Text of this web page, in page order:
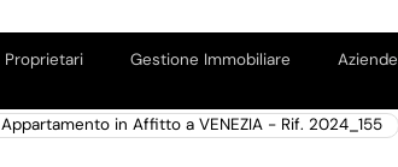
Proprietari Gestione Immobiliare Aziende
Appartamento in Affitto a VENEZIA - Rif. 2024_155